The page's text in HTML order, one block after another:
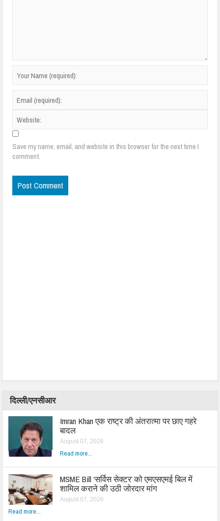
Save my name, email, and website in this browser for the next time I
comment.
दिल्ली/एनसीआर
Imran Khan एक राष्ट्र की अंतरात्मा पर छाए गहरे
बादल
August 07, 2026
Read more...
MSME Bill ‘सर्विस सेक्टर’ को एमएसएमई बिल में
शामिल कराने की उठी जोरदार मांग
August 07, 2026
Read more...